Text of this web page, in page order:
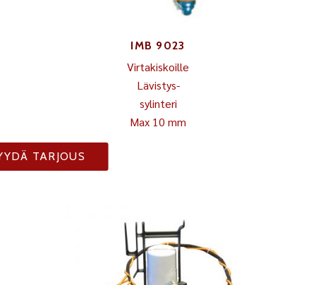
IMB 9023
Virtakiskoille
Lävistys-
sylinteri
Max 10 mm
TARJOUS